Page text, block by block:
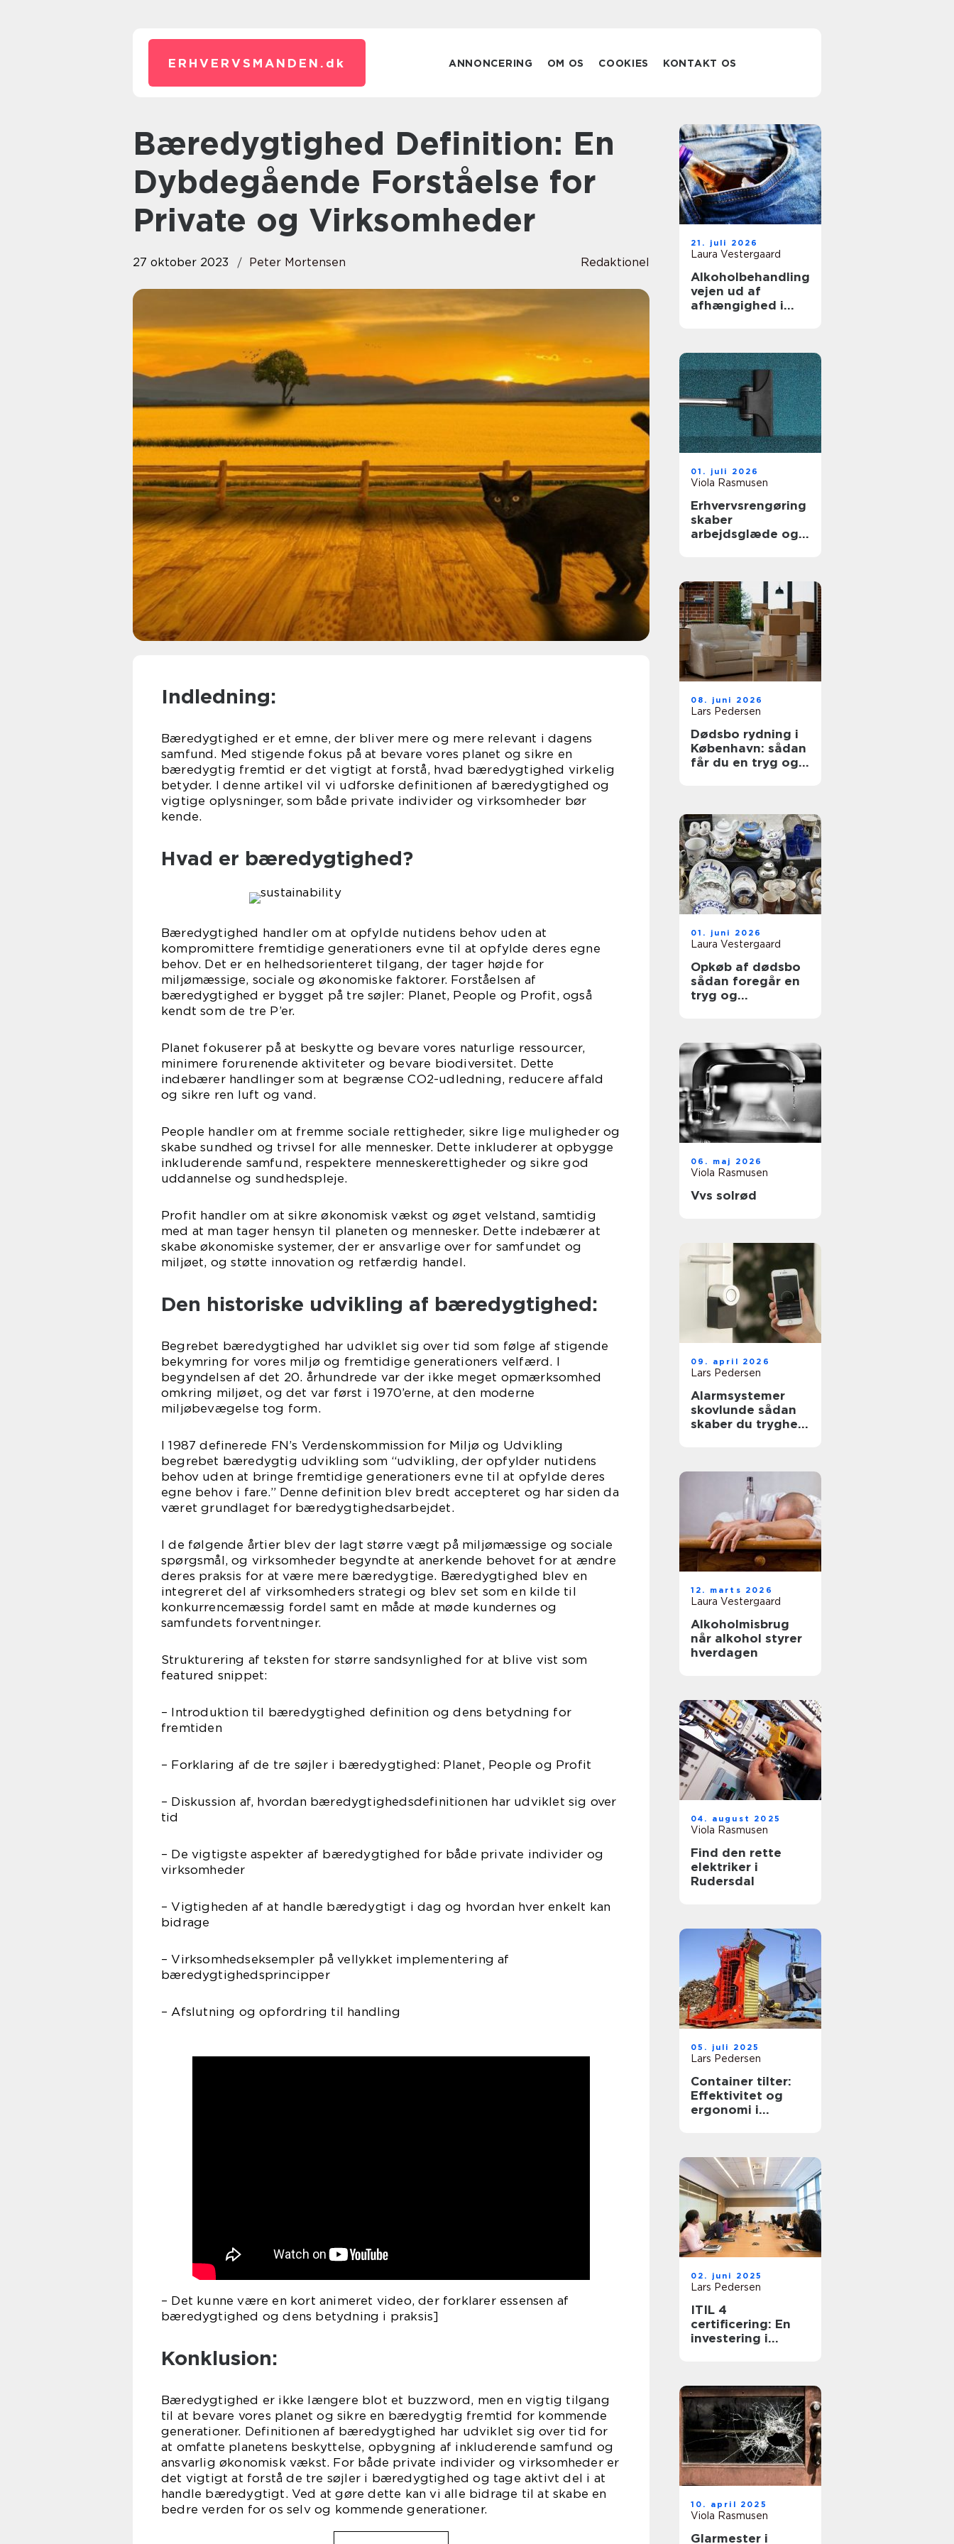
ERHVERVSMANDEN. dk ANNONCERING OM OS COOKIES KONTAKT OS
Bæredygtighed Definition: En
Dybdegående Forståelse for
Private og Virksomheder
27 oktober 2023 Peter Mortensen Redaktionel
Indledning:
Bæredygtighed er et emne, der bliver mere og mere relevant i dagens
samfund. Med stigende fokus på at bevare vores planet og sikre en
bæredygtig fremtid er det vigtigt at forstå, hvad bæredygtighed virkelig
betyder. I denne artikel vil vi udforske definitionen af bæredygtighed og
vigtige oplysninger, som både private individer og virksomheder bør
kende.
Hvad er bæredygtighed?
Bæredygtighed handler om at opfylde nutidens behov uden at
kompromittere fremtidige generationers evne til at opfylde deres egne
behov. Det er en helhedsorienteret tilgang, der tager højde for
miljømæssige, sociale og økonomiske faktorer. Forståelsen af
bæredygtighed er bygget på tre søjler: Planet, People og Profit, også
kendt som de tre P’er.
Planet fokuserer på at beskytte og bevare vores naturlige ressourcer,
minimere forurenende aktiviteter og bevare biodiversitet. Dette
indebærer handlinger som at begrænse CO2-udledning, reducere affald
og sikre ren luft og vand.
People handler om at fremme sociale rettigheder, sikre lige muligheder og
skabe sundhed og trivsel for alle mennesker. Dette inkluderer at opbygge
inkluderende samfund, respektere menneskerettigheder og sikre god
uddannelse og sundhedspleje.
Profit handler om at sikre økonomisk vækst og øget velstand, samtidig
med at man tager hensyn til planeten og mennesker. Dette indebærer at
skabe økonomiske systemer, der er ansvarlige over for samfundet og
miljøet, og støtte innovation og retfærdig handel.
Den historiske udvikling af bæredygtighed:
Begrebet bæredygtighed har udviklet sig over tid som følge af stigende
bekymring for vores miljø og fremtidige generationers velfærd. I
begyndelsen af det 20. århundrede var der ikke meget opmærksomhed
omkring miljøet, og det var først i 1970’erne, at den moderne
miljøbevægelse tog form.
I 1987 definerede FN’s Verdenskommission for Miljø og Udvikling
begrebet bæredygtig udvikling som “udvikling, der opfylder nutidens
behov uden at bringe fremtidige generationers evne til at opfylde deres
egne behov i fare.” Denne definition blev bredt accepteret og har siden da
været grundlaget for bæredygtighedsarbejdet.
I de følgende årtier blev der lagt større vægt på miljømæssige og sociale
spørgsmål, og virksomheder begyndte at anerkende behovet for at ændre
deres praksis for at være mere bæredygtige. Bæredygtighed blev en
integreret del af virksomheders strategi og blev set som en kilde til
konkurrencemæssig fordel samt en måde at møde kundernes og
samfundets forventninger.
Strukturering af teksten for større sandsynlighed for at blive vist som
featured snippet:
– Introduktion til bæredygtighed definition og dens betydning for
fremtiden
– Forklaring af de tre søjler i bæredygtighed: Planet, People og Profit
– Diskussion af, hvordan bæredygtighedsdefinitionen har udviklet sig over
tid
– De vigtigste aspekter af bæredygtighed for både private individer og
virksomheder
– Vigtigheden af at handle bæredygtigt i dag og hvordan hver enkelt kan
bidrage
– Virksomhedseksempler på vellykket implementering af
bæredygtighedsprincipper
– Afslutning og opfordring til handling
– Det kunne være en kort animeret video, der forklarer essensen af
bæredygtighed og dens betydning i praksis]
Konklusion:
Bæredygtighed er ikke længere blot et buzzword, men en vigtig tilgang
til at bevare vores planet og sikre en bæredygtig fremtid for kommende
generationer. Definitionen af bæredygtighed har udviklet sig over tid for
at omfatte planetens beskyttelse, opbygning af inkluderende samfund og
ansvarlig økonomisk vækst. For både private individer og virksomheder er
det vigtigt at forstå de tre søjler i bæredygtighed og tage aktivt del i at
handle bæredygtigt. Ved at gøre dette kan vi alle bidrage til at skabe en
bedre verden for os selv og kommende generationer.
21. juli 2026
Laura Vestergaard
Alkoholbehandling
vejen ud af
afhængighed i
01. juli 2026
Viola Rasmusen
Erhvervsrengøring
skaber
arbejdsglæde og
08. juni 2026
Lars Pedersen
Dødsbo rydning i
København: sådan
får du en tryg og
01. juni 2026
Laura Vestergaard
Opkøb af dødsbo
sådan foregår en
tryg og
06. maj 2026
Viola Rasmusen
Vvs solrød
09. april 2026
Lars Pedersen
Alarmsystemer
skovlunde sådan
skaber du tryghed
12. marts 2026
Laura Vestergaard
Alkoholmisbrug
når alkohol styrer
hverdagen
04. august 2025
Viola Rasmusen
Find den rette
elektriker i
Rudersdal
05. juli 2025
Lars Pedersen
Container tilter:
Effektivitet og
ergonomi i
02. juni 2025
Lars Pedersen
ITIL 4
certificering: En
investering i
10. april 2025
Viola Rasmusen
Glarmester i